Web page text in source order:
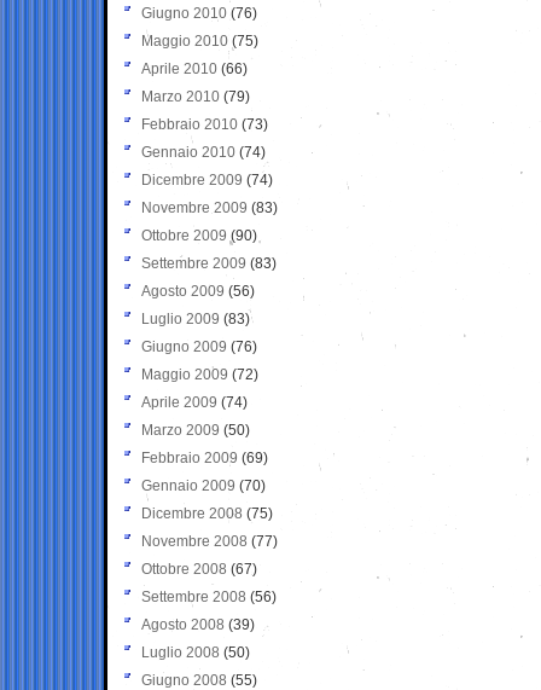
Giugno 2010 (76)
Maggio 2010 (75)
Aprile 2010 (66)
Marzo 2010 (79)
Febbraio 2010 (73)
Gennaio 2010 (74)
Dicembre 2009 (74)
Novembre 2009 (83)
Ottobre 2009 (90)
Settembre 2009 (83)
Agosto 2009 (56)
Luglio 2009 (83)
Giugno 2009 (76)
Maggio 2009 (72)
Aprile 2009 (74)
Marzo 2009 (50)
Febbraio 2009 (69)
Gennaio 2009 (70)
Dicembre 2008 (75)
Novembre 2008 (77)
Ottobre 2008 (67)
Settembre 2008 (56)
Agosto 2008 (39)
Luglio 2008 (50)
Giugno 2008 (55)